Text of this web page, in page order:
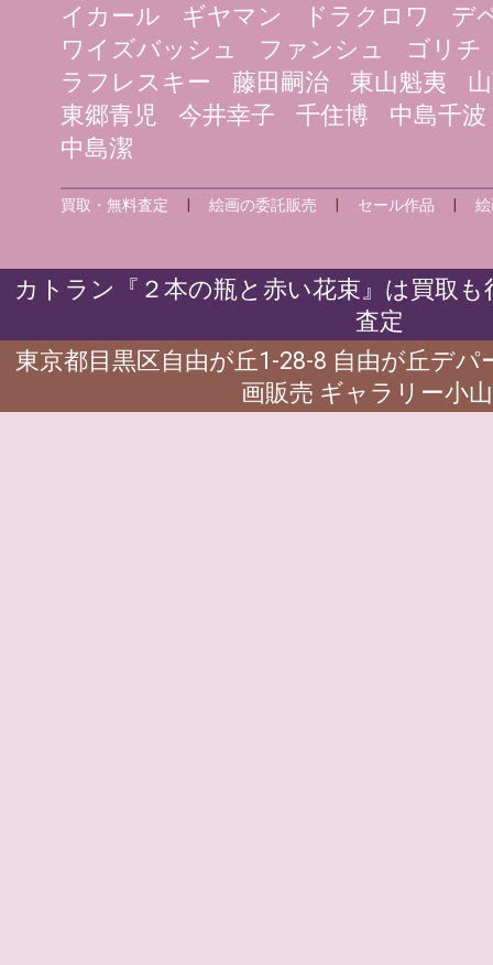
イカール
ギヤマン ドラクロワ
デ
ワイズバッシュ
ファンシュ
ゴリチ
ラフレスキー
藤田嗣治 東山魁夷
東郷青児
今井幸子 千住博
中島千波
中島潔
買取・無料査定 |絵画の委託販売 セール作品 |
カトラン『２本の瓶と赤い花束』は買取
査定
東京都目黒区自由が丘1-28-8 自由が丘デ
画販売 ギャラリー小